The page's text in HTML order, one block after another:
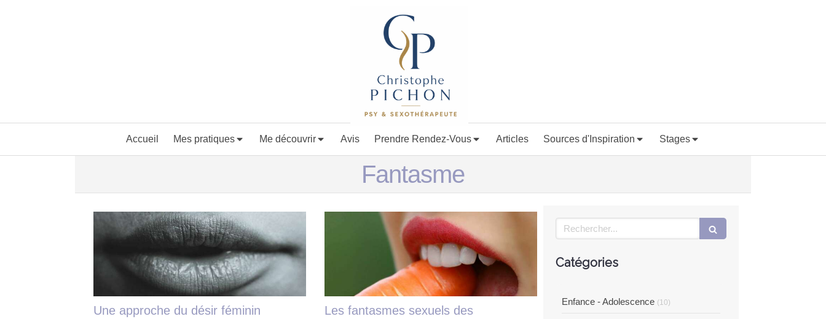
Accueil Mes pratiques Me découvrir Avis Prendre Rendez-Vous Articles Sources d'Inspiration Stages
Fantasme
Une approche du désir féminin
Les fantasmes sexuels des
Rechercher
Catégories
Enfance - Adolescence (10)